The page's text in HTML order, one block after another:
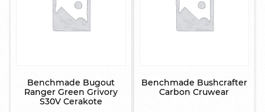
Benchmade Bugout
Ranger Green Grivory
S30V Cerakote
Benchmade Bushcrafter
Carbon Cruwear